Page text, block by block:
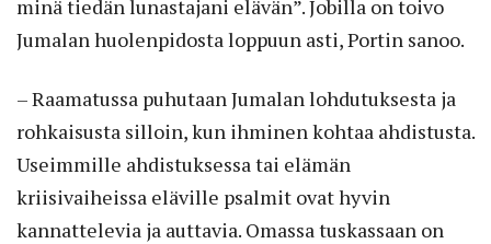
minä tiedän lunastajani elävän”. Jobilla on toivo
Jumalan huolenpidosta loppuun asti, Portin sanoo.
– Raamatussa puhutaan Jumalan lohdutuksesta ja
rohkaisusta silloin, kun ihminen kohtaa ahdistusta.
Useimmille ahdistuksessa tai elämän
kriisivaiheissa eläville psalmit ovat hyvin
kannattelevia ja auttavia. Omassa tuskassaan on